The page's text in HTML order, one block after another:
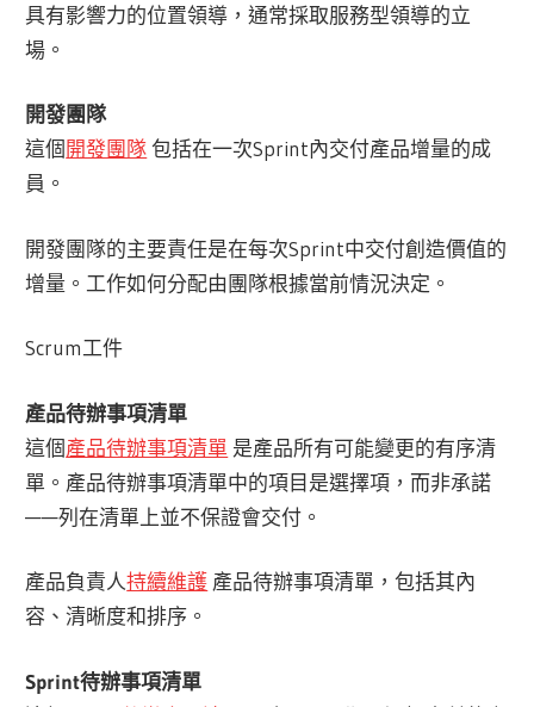
具有影響力的位置領導，通常採取服務型領導的立
場。
開發團隊
這個開發團隊包括在一次Sprint內交付產品增量的成
員。
開發團隊的主要責任是在每次Sprint中交付創造價值的
增量。工作如何分配由團隊根據當前情況決定。
Scrum工件
產品待辦事項清單
這個產品待辦事項清單 是產品所有可能變更的有序清
單。產品待辦事項清單中的項目是選擇項，而非承諾
——列在清單上並不保證會交付。
產品負責人持續維護 產品待辦事項清單，包括其內
容、清晰度和排序。
Sprint待辦事項清單